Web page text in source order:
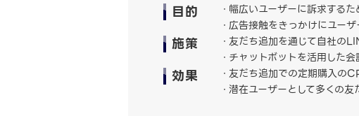
目的
幅広いユーザーに訴求する
広告接触をきっかけにユー
施策
友だち追加を通じて自社の
チャットボットを活用した
効果
友だち追加での定期購入の
潜在ユーザーとして多くの